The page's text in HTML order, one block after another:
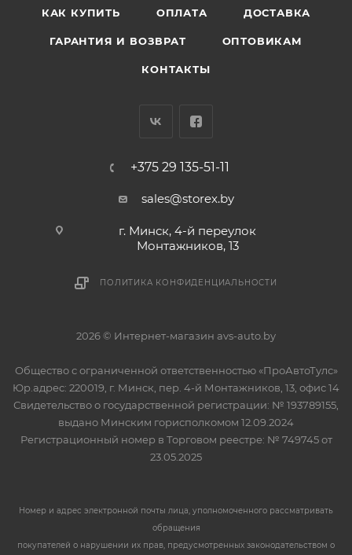
КАК КУПИТЬ ОПЛАТА ДОСТАВКА
ГАРАНТИЯ И ВОЗВРАТ ОПТОВИКАМ
КОНТАКТЫ
+375 29 135-51-11
sales@storex.by
г. Минск, 4-й переулок
Монтажников, 13
ПОЛИТИКА КОНФИДЕНЦИАЛЬНОСТИ
2026 © Интернет-магазин avs-auto.by
Общество с ограниченной ответственностью «ПроАвтоТулс»
Юр.адрес: 220019, г. Минск, пер. 4-й Монтажников, 13, офис 14
Свидетельство о государственной регистрации: № 193789155,
выдано Минским горисполкомом 12.09.2024
Регистрационный номер в Торговом реестре: № 749745 от
23.05.2025
Номер и адрес электронной почты лица, уполномоченного рассматривать
обращения
покупателей о нарушении их прав, предусмотренных законодательством о